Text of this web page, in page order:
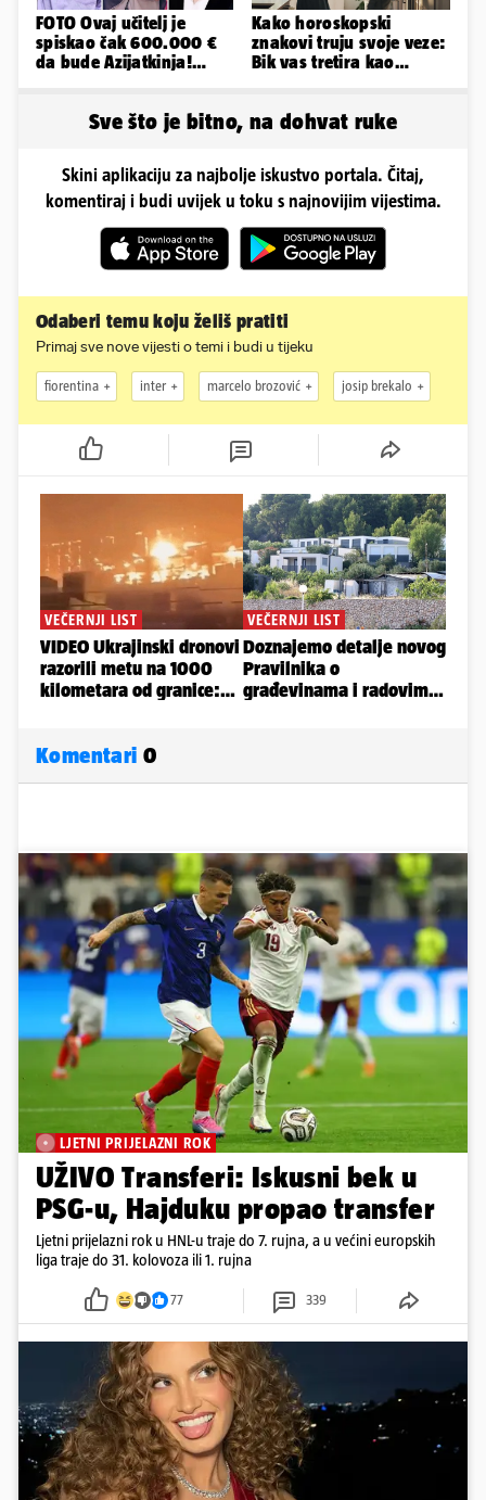
FOTO Ovaj učitelj je
spiskao čak 600.000 €
da bude Azijatkinja!
Kako horoskopski
znakovi truju svoje veze:
Bik vas tretira kao
Sve što je bitno, na dohvat ruke
Skini aplikaciju za najbolje iskustvo portala. Čitaj,
komentiraj i budi uvijek u toku s najnovijim vijestima.
Odaberi temu koju želiš pratiti
Primaj sve nove vijesti o temi i budi u tijeku
fiorentina inter marcelo brozović josip brekalo
Komentari 0
LJETNI PRIJELAZNI ROK
UŽIVO Transferi: Iskusni bek u
PSG-u, Hajduku propao transfer
Ljetni prijelazni rok u HNL-u traje do 7. rujna, a u većini europskih
liga traje do 31. kolovoza ili 1. rujna
77 339